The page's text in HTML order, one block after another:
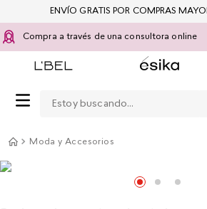
Compra a través de una consultora online
ENVÍO GRATIS POR COMPRAS
Moda y Accesorios